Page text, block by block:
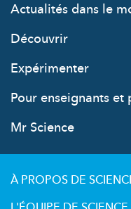
Actualités dans le
Découvrir
Expérimenter
Pour enseignants et
Mr Science
À PROPOS DE